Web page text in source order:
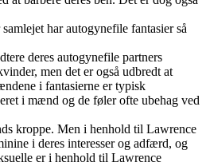
har autogynefile fantasier så
deres autogynefile partners
men det er også udbredt at
i fantasierne er typisk
i mænd og de føler ofte ubehag ved
kroppe. Men i henhold til Lawrence
i deres interesser og adfærd, og
er i henhold til Lawrence